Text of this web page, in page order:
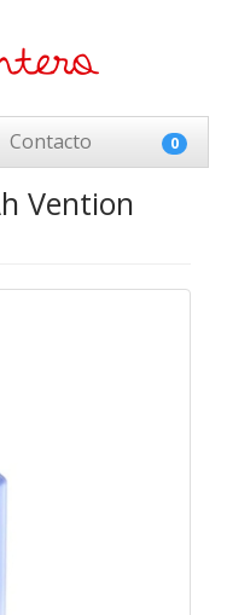
Contacto 0
Vention